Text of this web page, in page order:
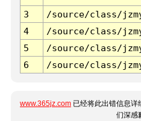
3 /source/class/
4
/source/class/
5
/source/class/
6
/source/class/
www.365jz.com 已经将此出错信息详
们深感